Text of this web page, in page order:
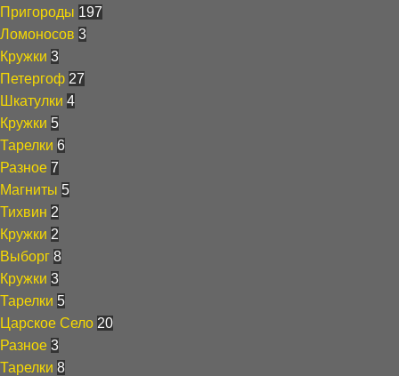
Пригороды 197
Ломоносов 3
Кружки 3
Петергоф 27
Шкатулки 4
Кружки 5
Тарелки 6
Разное 7
Магниты 5
Тихвин 2
Кружки 2
Выборг 8
Кружки 3
Тарелки 5
Царское Село 20
Разное 3
Тарелки 8